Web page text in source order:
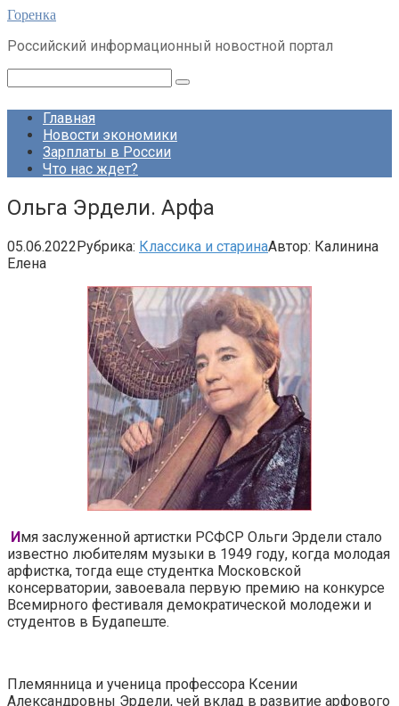
Перейти
контенту
Горенка
Российский информационный новостной портал
Главная
Новости экономики
Зарплаты в России
Что нас ждет?
Ольга Эрдели. Арфа
05.06.2022Рубрика: Классика и старинаАвтор: Калинина
Елена
Имя заслуженной артистки РСФСР Ольги Эрдели стало
известно любителям музыки в 1949 году, когда молодая
арфистка, тогда еще студентка Московской
консерватории, завоевала первую премию на конкурсе
Всемирного фестиваля демократической молодежи и
студентов в Будапеште.
Племянница и ученица профессора Ксении
Александровны Эрдели, чей вклад в развитие арфового